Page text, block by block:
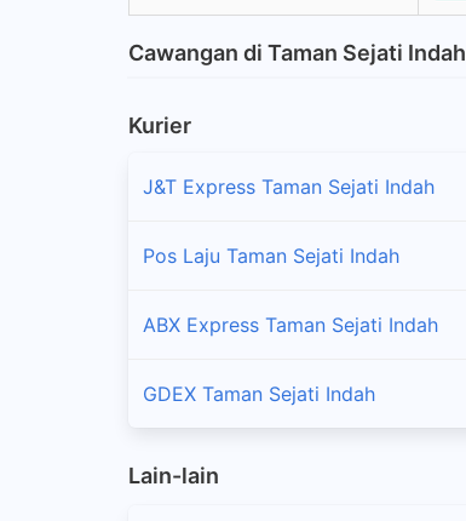
Cawangan di Taman Sejati Indah
Kurier
J&T Express Taman Sejati Indah
Pos Laju Taman Sejati Indah
ABX Express Taman Sejati Indah
GDEX Taman Sejati Indah
Lain-lain